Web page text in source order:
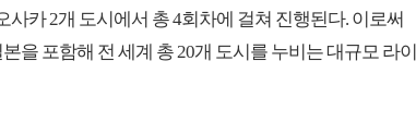
사카 2개 도시에서 총 4회차에 걸쳐 진행된다. 이로써
을 포함해 전 세계 총 20개 도시를 누비는 대규모 라이